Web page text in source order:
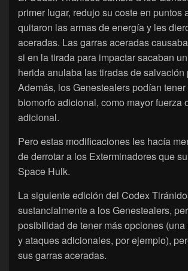
primer lugar, redujo su coste en puntos
quitaron las armas de energía y les
aceradas. Las garras aceradas
si en la tirada para impactar sacaban
herida anulaba las tiradas de salvación
Además, los Genestealers podían
biomorfo adicional, como mayor fuerza
adicional.
Pero estas modificaciones les hacía
de derrotar a los Exterminadores que
Space Hulk.
La siguiente edición del Codex
sustancialmente a los Genestealers,
posibilidad de tener más opciones (una
y ataques adicionales, por ejemplo),
sus garras aceradas.